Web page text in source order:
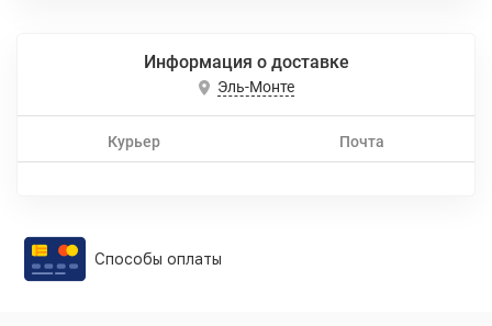
Информация о доставке
Эль-Монте
Курьер Почта
Способы оплаты